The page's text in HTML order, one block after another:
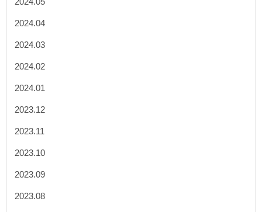
2024.04
2024.03
2024.02
2024.01
2023.12
2023.11
2023.10
2023.09
2023.08